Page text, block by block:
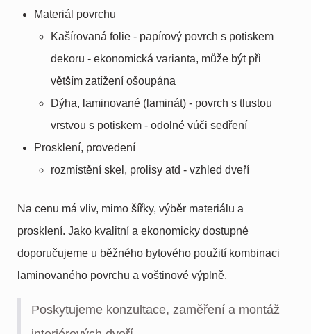
Materiál povrchu
Kašírovaná folie - papírový povrch s potiskem
dekoru - ekonomická varianta, může být při
větším zatížení ošoupána
Dýha, laminované (laminát) - povrch s tlustou
vrstvou s potiskem - odolné vúči sedření
Prosklení, provedení
rozmístění skel, prolisy atd - vzhled dveří
Na cenu má vliv, mimo šířky, výběr materiálu a
prosklení. Jako kvalitní a ekonomicky dostupné
doporučujeme u běžného bytového použití kombinaci
laminovaného povrchu a voštinové výplně.
Poskytujeme konzultace, zaměření a montáž